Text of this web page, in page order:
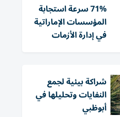
71% سرعة استجابة
المؤسسات الإماراتية
في إدارة الأزمات
شراكة بيئية لجمع
النفايات وتحليلها في
أبوظبي